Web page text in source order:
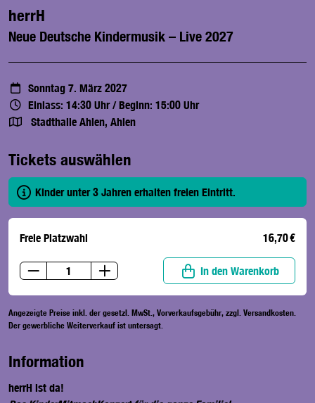
herrH
Neue Deutsche Kindermusik – Live 2027
Sonntag 7. März 2027
Einlass: 14:30 Uhr/Beginn: 15:00 Uhr
Stadthalle Ahlen, Ahlen
Tickets auswählen
Kinder unter 3 Jahren erhalten freien Eintritt.
Freie Platzwahl 16,70 €
In den Warenkorb
Angezeigte Preise inkl. der gesetzl. MwSt., Vorverkaufsgebühr, zzgl. Versandkosten.
Der gewerbliche Weiterverkauf ist untersagt.
Information
herrH ist da!